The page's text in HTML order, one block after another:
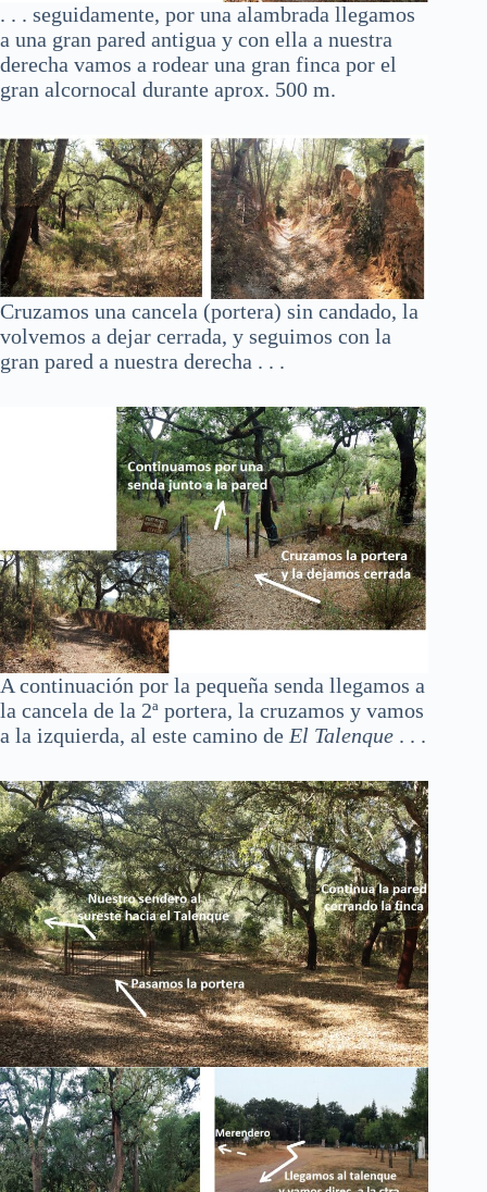
. . . seguidamente, por una alambrada llegamos
a una gran pared antigua y con ella a nuestra
derecha vamos a rodear una gran finca por el
gran alcornocal durante aprox. 500 m.
Cruzamos una cancela (portera) sin candado, la
volvemos a dejar cerrada, y seguimos con la
gran pared a nuestra derecha . . .
A continuación por la pequeña senda llegamos a
la cancela de la 2ª portera, la cruzamos y vamos
a la izquierda, al este camino de El Talenque . . .